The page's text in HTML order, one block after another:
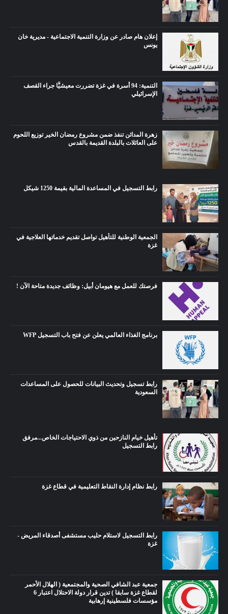
إعلان هام صادر عن وزارة التنمية الاجتماعية - مديرية خان
يونس
التنمية: 94 أسرة في غزة تضررت معيشيًّا جراء القصف
الإسرائيلي
زهرة المدائن تنفذ ضمن مشروع رمضان الخير توزيع اللحوم
على العائلات بالبلدة القديمة بالقدس
رابط التسجيل في المساعدة المالية بقيمة 1250 شيكل
الجمعية الوطنية للتأهيل تواصل تقديم خدماتها العلاجية في
غزة
فرصتك للعمل مع هيومان أبيل: وظائف جديدة متاحة الآن !
برنامج الغذاء العالمي يعلن عن فتح باب التسجيل WFP
رابط تسجيل وتحديث البيانات للحصول على المساعدات
السعودية
تأهيل خيام النازحين من ذوي الاحتياجات الخاص...مرفق
رابط التسجيل
رابط نظام إدارة النقاط التعليمية في قطاع غزة
رابط التسجيل لاستلام حليب مستشفى أصدقاء المريض -
غزة
جمعية عبد الشافي الصحية والمجتمعية ( الهلال الأحمر
لقطاع غزة سابقا ) تدين قرار دولة الاحتلال اعتبار 6
مؤسسات فلسطينية إرهابية